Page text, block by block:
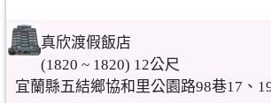
真欣渡假飯店
(1820 ~ 1820) 12公尺
宜蘭縣五結鄉協和里公園路98巷17、